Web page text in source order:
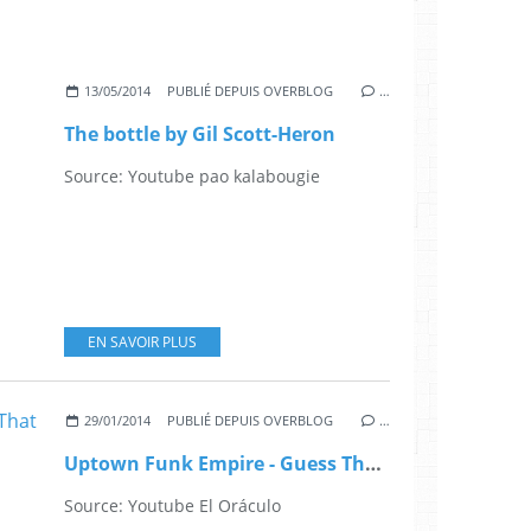
13/05/2014 PUBLIÉ DEPUIS OVERBLOG …
The bottle by Gil Scott-Heron
Source: Youtube pao kalabougie
EN SAVOIR PLUS
29/01/2014 PUBLIÉ DEPUIS OVERBLOG …
Uptown Funk Empire - Guess That You Don't Mind (Feat JRM)
Source: Youtube El Oráculo